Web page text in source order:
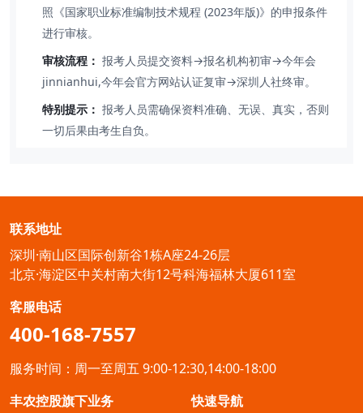
照《国家职业标准编制技术规程 (2023年版)》的申报条件
进行审核。
审核流程： 报考人员提交资料→报名机构初审→今年会
jinnianhui,今年会官方网站认证复审→深圳人社终审。
特别提示： 报考人员需确保资料准确、无误、真实，否则
一切后果由考生自负。
联系地址
深圳·南山区国际创新谷1栋A座24-26层
北京·海淀区中关村南大街12号科海福林大厦611室
客服电话
400-168-7557
服务时间：周一至周五 9:00-12:30,14:00-18:00
丰农控股旗下业务
快速导航